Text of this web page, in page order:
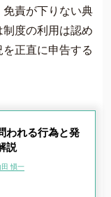
責が下りない典
度の利用は認め
正直に申告する
われる行為と発
説
田 愼一